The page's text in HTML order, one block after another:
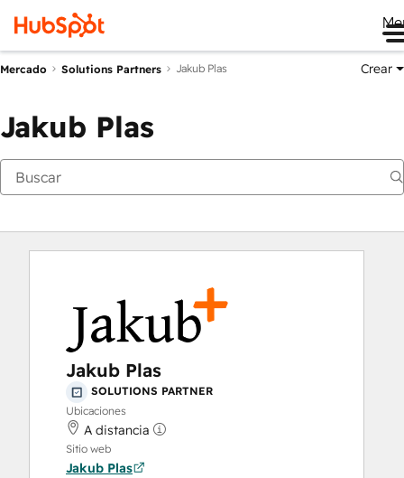
Mercado Solutions Partners Jakub Plas Crear
Jakub Plas
Jakub Plas
SOLUTIONS PARTNER
Ubicaciones
A distancia
Sitio web
Jakub Plas